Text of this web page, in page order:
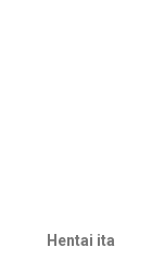
Hentai ita